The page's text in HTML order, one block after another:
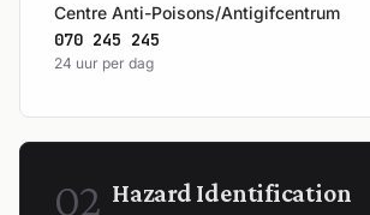
Centre Anti-Poisons/Antigifcentrum
070 245 245
24 uur per dag
02 Hazard Identification